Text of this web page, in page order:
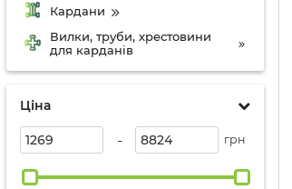
Кардани
Вилки, труби, хрестовини
для карданів
Ціна
- грн